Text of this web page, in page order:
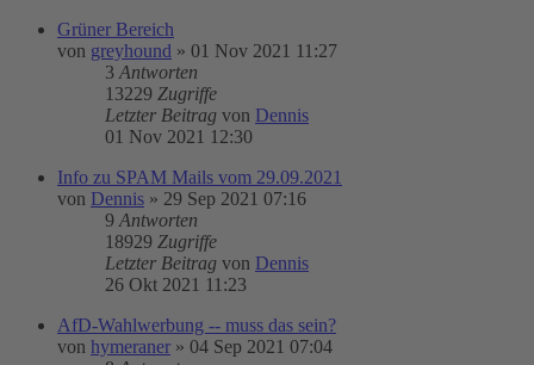
Grüner Bereich
von greyhound » 01 Nov 2021 11:27
3 Antworten
13229 Zugriffe
Letzter Beitrag von Dennis
01 Nov 2021 12:30
Info zu SPAM Mails vom 29.09.2021
von Dennis » 29 Sep 2021 07:16
9 Antworten
18929 Zugriffe
Letzter Beitrag von Dennis
26 Okt 2021 11:23
AfD-Wahlwerbung -- muss das sein?
von hymeraner » 04 Sep 2021 07:04